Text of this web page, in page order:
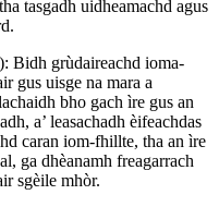
tasgadh uidheamachd agus
Bidh grùdaireachd ioma-
gus uisge na mara a
bho gach ìre gus an
a’ leasachadh èifeachdas
caran iom-fhillte, tha an ìre
ga dhèanamh freagarrach
sgèile mhòr.